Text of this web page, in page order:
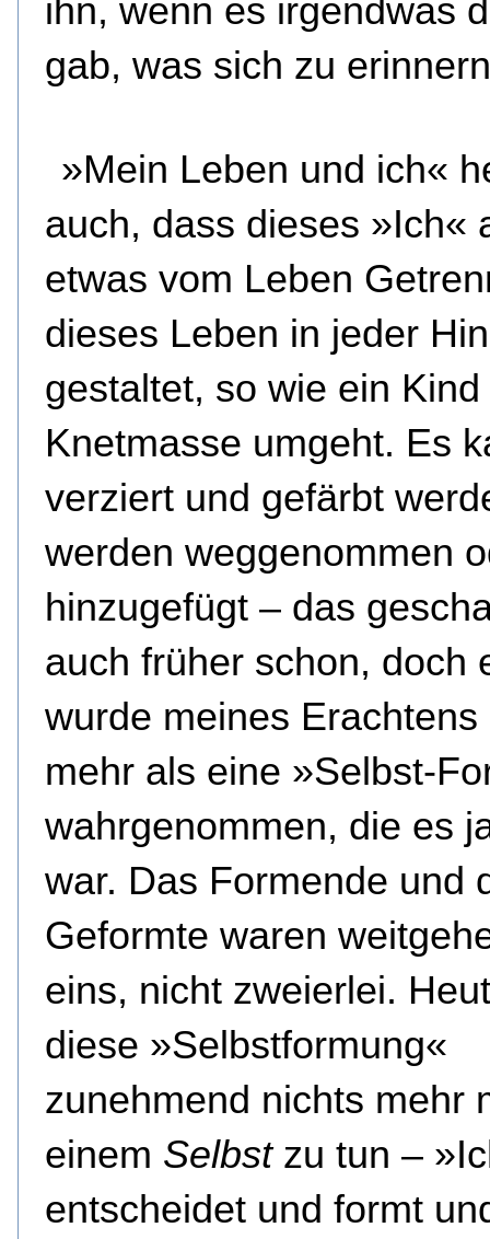
ihn, wenn es irgendwas
gab, was sich zu
»Mein Leben und ich«
auch, dass dieses »Ich«
etwas vom Leben
dieses Leben in jeder
gestaltet, so wie ein Kind
Knetmasse umgeht. Es
verziert und gefärbt
werden weggenommen
hinzugefügt – das
auch früher schon, doch
wurde meines Erachtens
mehr als eine »Selbst-
wahrgenommen, die es
war. Das Formende und
Geformte waren
eins, nicht zweierlei.
diese »Selbstformung«
zunehmend nichts mehr
einem Selbstzu tun –
entscheidet und formt